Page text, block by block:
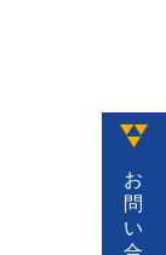
お
問
い